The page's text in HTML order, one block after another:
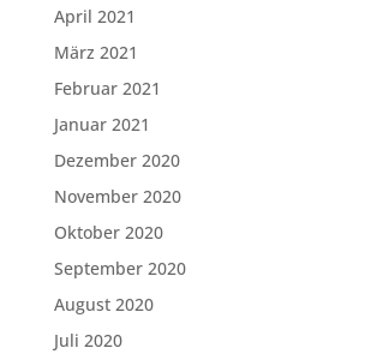
April 2021
März 2021
Februar 2021
Januar 2021
Dezember 2020
November 2020
Oktober 2020
September 2020
August 2020
Juli 2020